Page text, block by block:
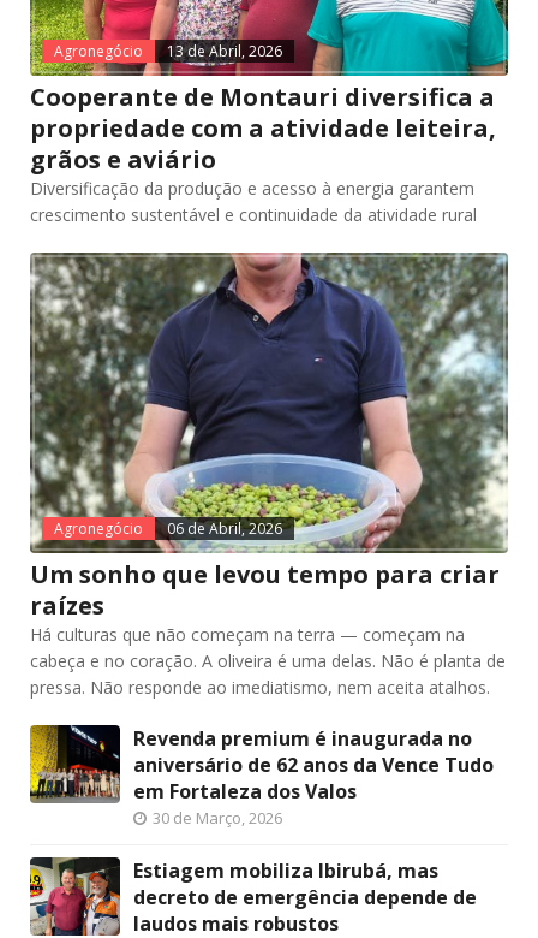
Agronegócio 13 de Abril, 2026
Cooperante de Montauri diversifica a
propriedade com a atividade leiteira,
grãos e aviário
Diversificação da produção e acesso à energia garantem
crescimento sustentável e continuidade da atividade rural
Agronegócio 06 de Abril, 2026
Um sonho que levou tempo para criar
raízes
Há culturas que não começam na terra — começam na
cabeça e no coração. A oliveira é uma delas. Não é planta de
pressa. Não responde ao imediatismo, nem aceita atalhos.
Revenda premium é inaugurada no
aniversário de 62 anos da Vence Tudo
em Fortaleza dos Valos
30 de Março, 2026
Estiagem mobiliza Ibirubá, mas
decreto de emergência depende de
laudos mais robustos